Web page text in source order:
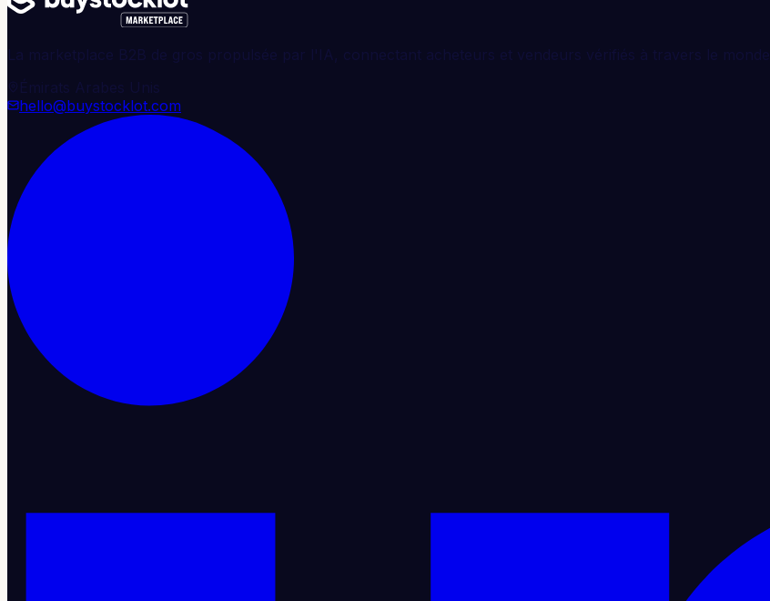
La marketplace B2B de gros propulsée par l'IA, connectant acheteurs et vendeurs vérifiés à travers le monde.
Émirats Arabes Unis
hello@buystocklot.com